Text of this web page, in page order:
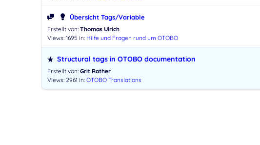
Übersicht Tags/Variable
Erstellt von: Thomas Ulrich
Views: 1695 in: Hilfe und Fragen rund um OTOBO
Structural tags in OTOBO documentation
Erstellt von: Grit Rother
Views: 2961 in: OTOBO Translations